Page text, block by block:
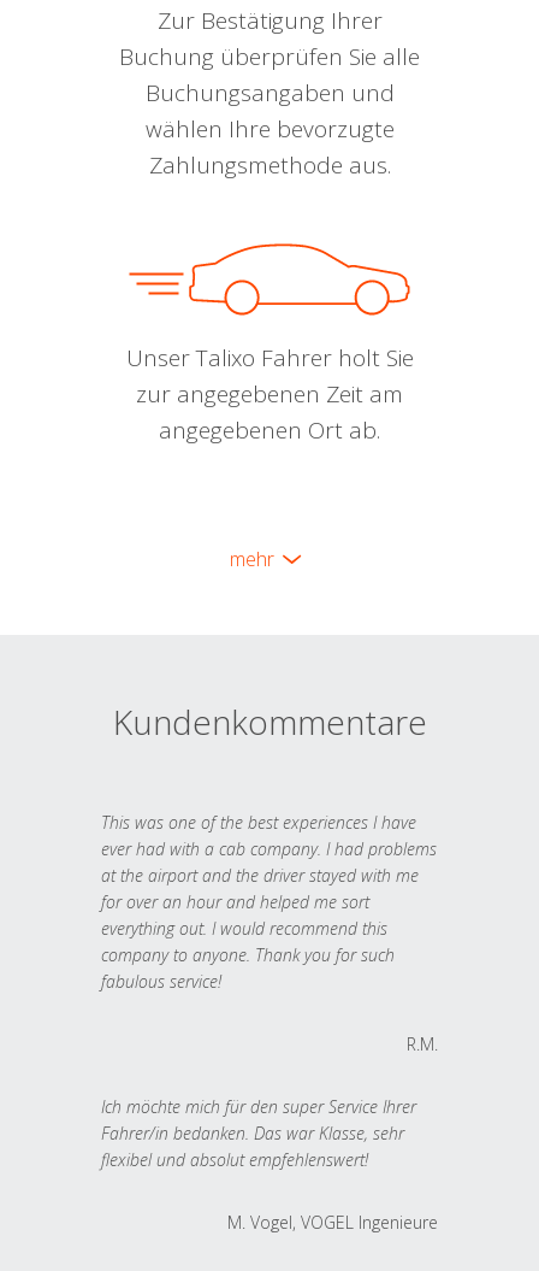
Zur Bestätigung Ihrer
Buchung überprüfen Sie alle
Buchungsangaben und
wählen Ihre bevorzugte
Zahlungsmethode aus.
Unser Talixo Fahrer holt Sie
zur angegebenen Zeit am
angegebenen Ort ab.
mehr
Kundenkommentare
This was one of the best experiences I have
ever had with a cab company. I had problems
at the airport and the driver stayed with me
for over an hour and helped me sort
everything out. I would recommend this
company to anyone. Thank you for such
fabulous service!
R.M.
Ich möchte mich für den super Service Ihrer
Fahrer/in bedanken. Das war Klasse, sehr
flexibel und absolut empfehlenswert!
M. Vogel, VOGEL Ingenieure